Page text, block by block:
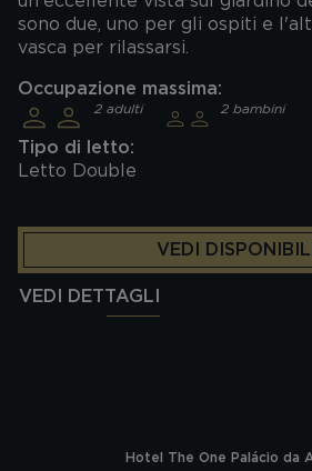
sono due, uno per gli ospiti e
vasca per rilassarsi.
Occupazione massima:
2 adulti 2 bambini
Tipo di letto:
Letto Double
VEDI
VEDI DETTAGLI
Hotel The One Palácio da